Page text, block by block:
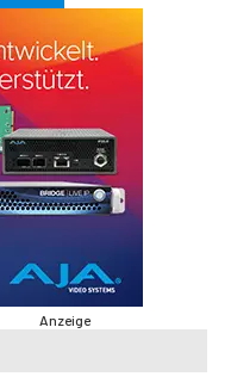
Anzeige